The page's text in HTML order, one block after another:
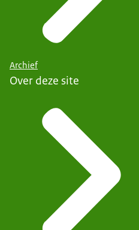
Archief
Over deze site